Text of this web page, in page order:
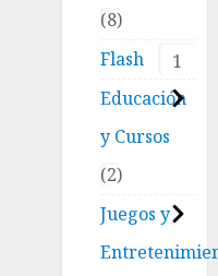
8
Flash
1
Educación
y Cursos
2
Juegos y